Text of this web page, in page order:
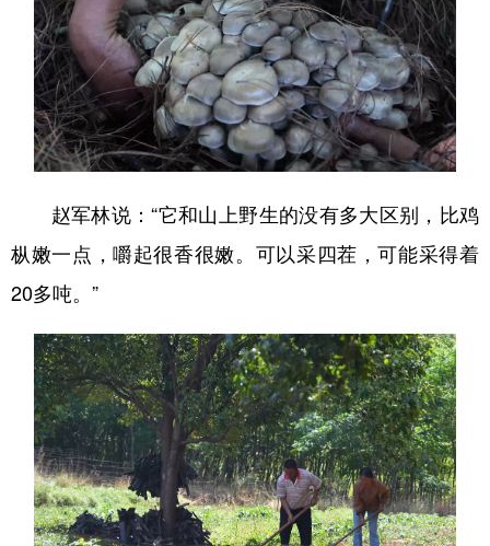
赵军林说：“它和山上野生的没有多大区别，比鸡
枞嫩一点，嚼起很香很嫩。可以采四茬，可能采得着
20多吨。”